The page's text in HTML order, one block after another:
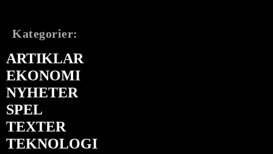
Kategorier:
ARTIKLAR
EKONOMI
NYHETER
SPEL
TEXTER
TEKNOLOGI